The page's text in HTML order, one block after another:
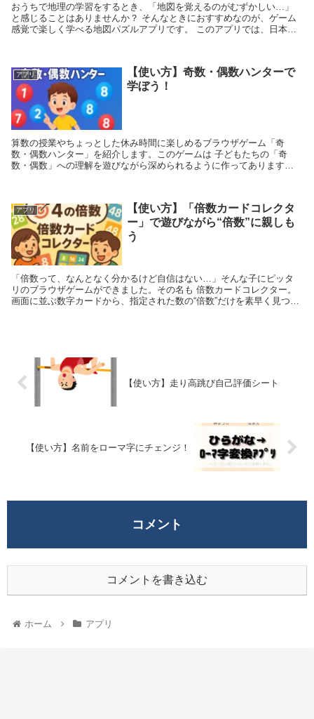
おうちで地理の学習をするとき、「地図を覚えるのがむずかしい…」
と感じることはありませんか？ そんなときにおすすめなのが、ゲーム
感覚で楽しく学べる地図パズルアプリです。 このアプリでは、日本の
アプリ
【使い方】奇数・偶数ハンターで
学ぼう！
算数の授業やちょっとした休み時間に楽しめるブラウザゲーム「奇
数・偶数ハンター」を紹介します。このゲームは 子どもたちの「奇
数・偶数」への理解を遊びながら深められるように作ってあります。
アプリ
【使い方】「倍数カードコレクタ
ー」で遊びながら“倍数”に親しも
う
「倍数って、なんとなく分かるけど自信はない…」そんな子にピッタ
リのブラウザゲームができました。その名も 倍数カードコレクター。
画面に並ぶ数字カードから、指定された数の“倍数”だけを素早く見つけ
【使い方】走り高跳び自己評価シート
【使い方】名前をローマ字にチェンジ！
コメント
コメントを書き込む
ホーム アプリ